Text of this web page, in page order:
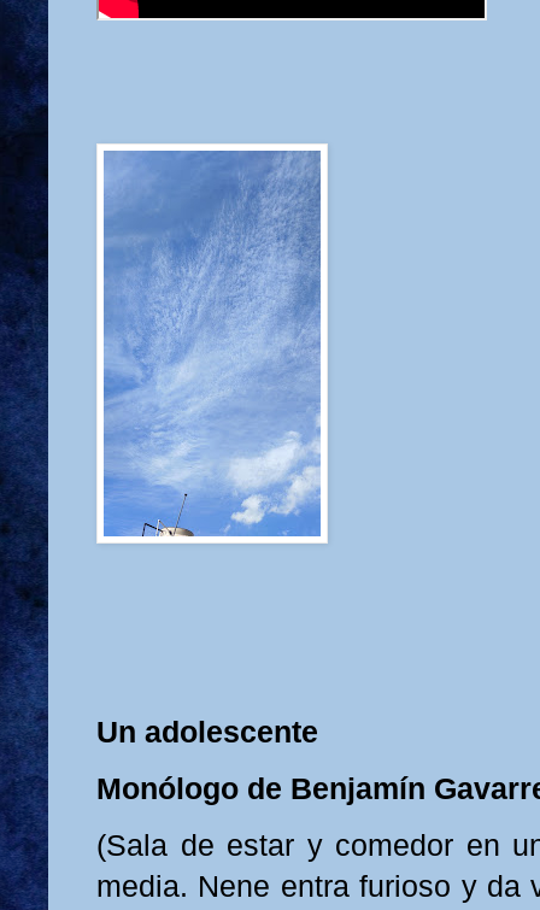
Un adolescente
Monólogo de Benjamín
(Sala de estar y comedor en
media. Nene entra furioso y da